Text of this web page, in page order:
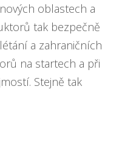
oblastech a
tak bezpečně
a zahraničních
na startech a při
Stejně tak